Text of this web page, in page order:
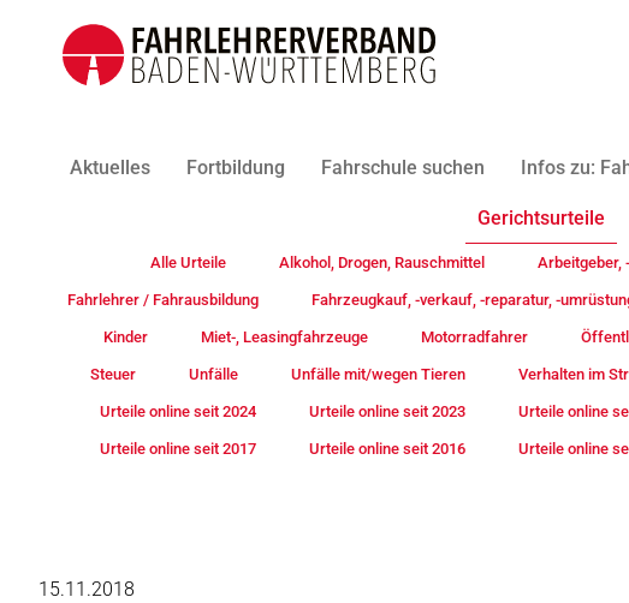
Aktuelles Fortbildung Fahrschule suchen Infos zu:
Gerichtsurteile
Alle Urteile Alkohol, Drogen, Rauschmittel Arbeitgeber,
Fahrlehrer / Fahrausbildung Fahrzeugkauf, -verkauf, -reparatur, -
Kinder Miet-, Leasingfahrzeuge Motorradfahrer
Steuer Unfälle Unfälle mit/wegen Tieren Verhalten im
Urteile online seit 2024 Urteile online seit 2023 Urteile online
Urteile online seit 2017 Urteile online seit 2016 Urteile online
15.11.2018